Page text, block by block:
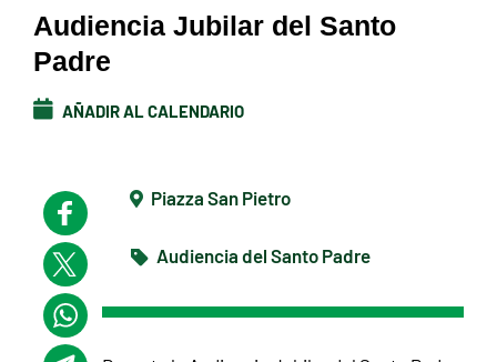
Audiencia Jubilar del Santo
Padre
AÑADIR AL CALENDARIO
Piazza San Pietro
Audiencia del Santo Padre